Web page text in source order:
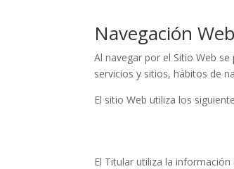
Navegación Web
Al navegar por el Sitio Web
servicios y sitios, hábitos de
El sitio Web utiliza los
El Titular utiliza la